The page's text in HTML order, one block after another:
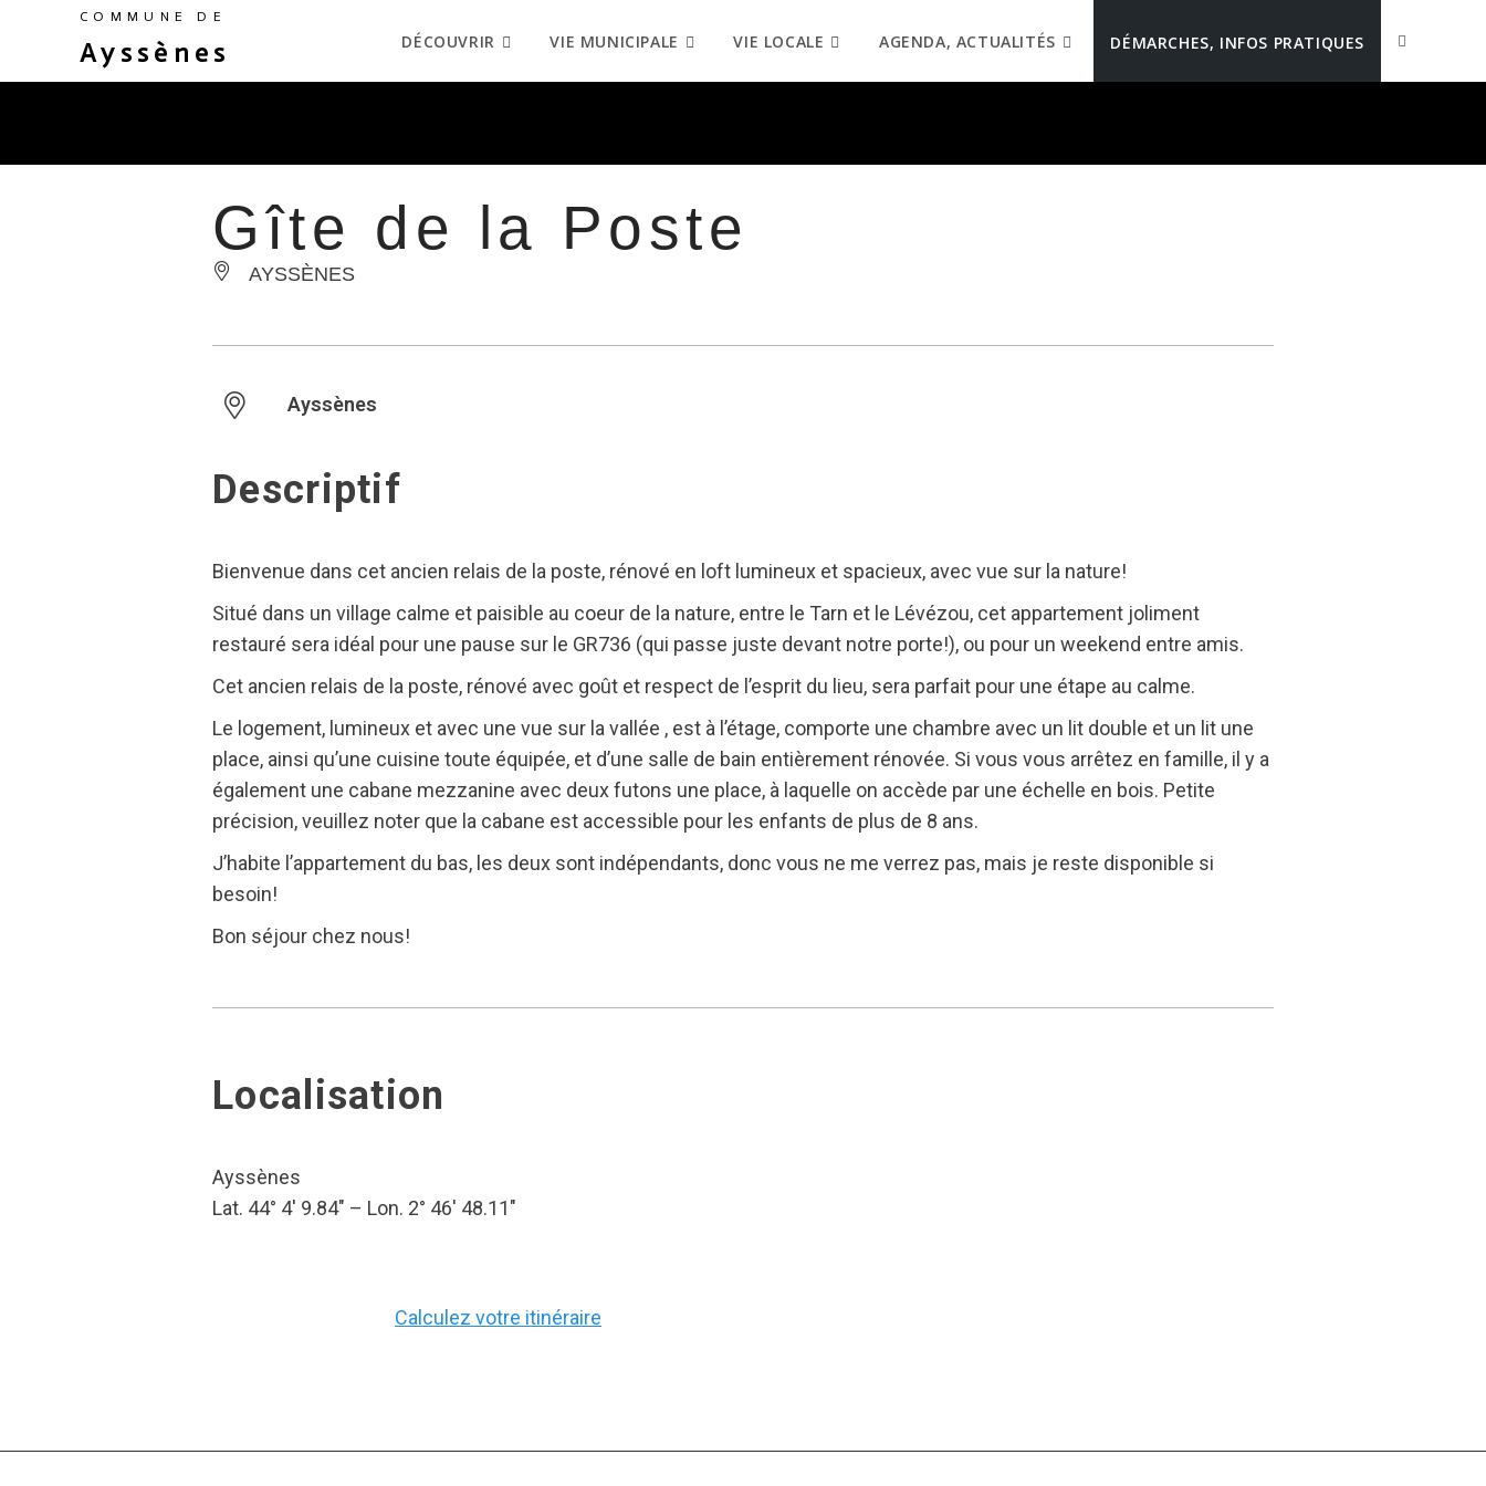
COMMUNE DE
Ayssènes DÉCOUVRIR VIE MUNICIPALE VIE LOCALE AGENDA, ACTUALITÉS DÉMARCHES, INFOS PRATIQUES
Gîte de la Poste
AYSSÈNES
Ayssènes
Descriptif
Bienvenue dans cet ancien relais de la poste, rénové en loft lumineux et spacieux, avec vue sur la nature!
Situé dans un village calme et paisible au coeur de la nature, entre le Tarn et le Lévézou, cet appartement joliment
restauré sera idéal pour une pause sur le GR736 (qui passe juste devant notre porte!), ou pour un weekend entre amis.
Cet ancien relais de la poste, rénové avec goût et respect de l’esprit du lieu, sera parfait pour une étape au calme.
Le logement, lumineux et avec une vue sur la vallée , est à l’étage, comporte une chambre avec un lit double et un lit une
place, ainsi qu’une cuisine toute équipée, et d’une salle de bain entièrement rénovée. Si vous vous arrêtez en famille, il y a
également une cabane mezzanine avec deux futons une place, à laquelle on accède par une échelle en bois. Petite
précision, veuillez noter que la cabane est accessible pour les enfants de plus de 8 ans.
J’habite l’appartement du bas, les deux sont indépendants, donc vous ne me verrez pas, mais je reste disponible si
besoin!
Bon séjour chez nous!
Localisation
Ayssènes
Lat. 44° 4′ 9.84″ – Lon. 2° 46′ 48.11″
Calculez votre itinéraire